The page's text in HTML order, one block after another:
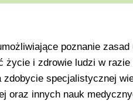
poznanie
życie i zdrowie ludzi w razie
zdobycie specjalistycznej
oraz innych nauk